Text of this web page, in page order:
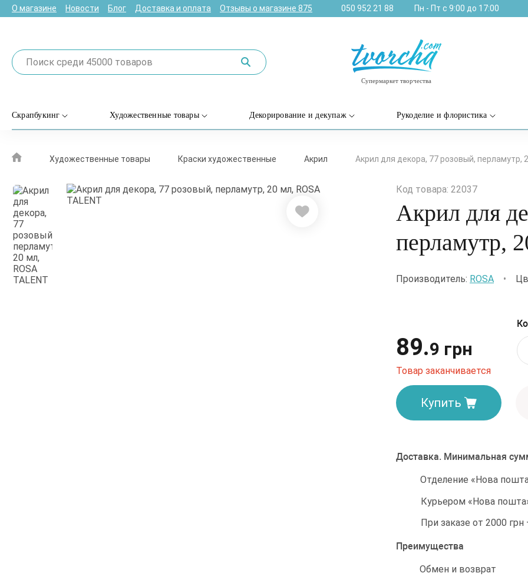
О магазине Новости Блог Доставка и оплата Отзывы о магазине 875 050 952 21 88 Пн - Пт с 9:00 до 17:00
Супермаркет творчества
Скрапбукинг Художественные товары Декорирование и декупаж Рукоделие и флористика
Художественные товары Краски художественные Акрил Акрил для декора, 77 розовый, перламутр,
Код товара: 22037
Акрил для
перламутр,
Производитель: ROSA •
89.9 грн
Товар заканчивается
Купить
Доставка. Минимальная
Отделение «Нова
Курьером «Нова
При заказе от 2000 грн
Преимущества
Обмен и возврат